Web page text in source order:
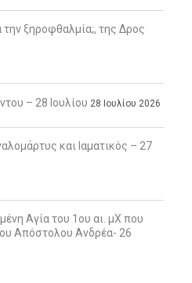
την ξηροφθαλμία;, της Δρος
– 28 Ιουλίου 28 Ιουλίου 2026
και Ιαματικός – 27
Αγία του 1ου αι. μΧ που
Απόστολου Ανδρέα- 26